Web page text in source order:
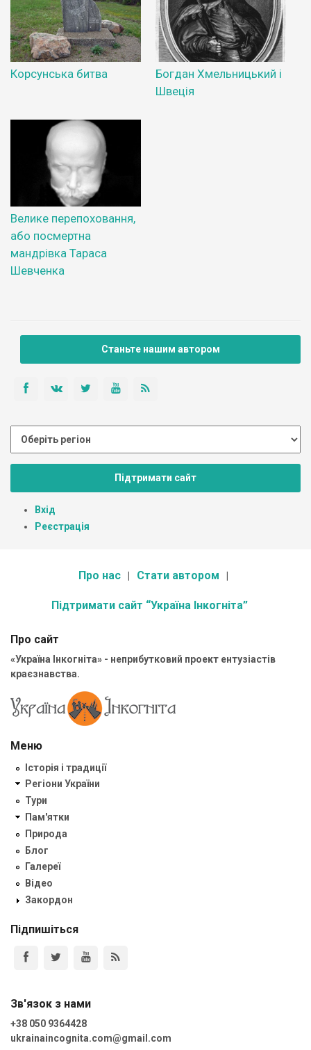
Корсунська битва
Богдан Хмельницький і
Швеція
Велике перепоховання,
або посмертна
мандрівка Тараса
Шевченка
Станьте нашим автором
Підтримати сайт
Вхід
Реєстрація
Про нас Стати автором
Підтримати сайт “Україна Інкогніта”
Про сайт
«Україна Інкогніта» - неприбутковий проект ентузіастів
краєзнавства.
Меню
Історія і традиції
Регіони України
Тури
Пам'ятки
Природа
Блог
Галереї
Відео
Закордон
Підпишіться
Зв'язок з нами
+38 050 9364428
ukrainaincognita.com@gmail.com